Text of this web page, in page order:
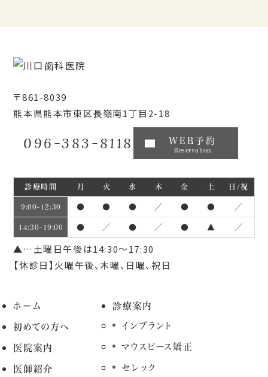
〒861-8039
熊本県熊本市東区長嶺南1丁目2-18
096-383-8118 WEB予約
Reservation
診療時間 月 火 水 木 金 土 日/祝
9:00~12:30 ● ● ● ／ ● ● ／
14:30~19:00 ● ／ ● ／ ● ▲ ／
▲…土曜日午後は14:30～17:30
【休診日】火曜午後、木曜、日曜、祝日
ホーム
初めての方へ
医院案内
医師紹介
診療案内
インプラント
マウスピース矯正
セレック